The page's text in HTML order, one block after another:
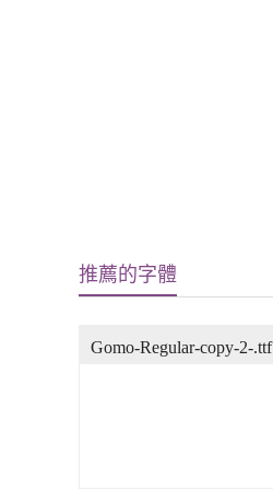
推薦的字體
Gomo-Regular-copy-2-.ttf